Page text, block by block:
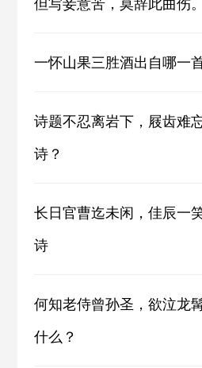
一怀山果三胜酒出自哪一
诗题不忍离岩下，屐齿难
诗？
长日官曹迄未闲，佳辰一
诗
何知老侍曾孙圣，欲泣龙
什么？